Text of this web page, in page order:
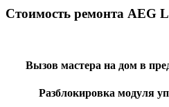
Стоимость ремонта AEG
Вызов мастера на дом в
Разблокировка модуля